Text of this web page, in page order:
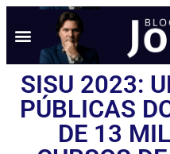
SISU 2023:
PÚBLICAS
DE 13